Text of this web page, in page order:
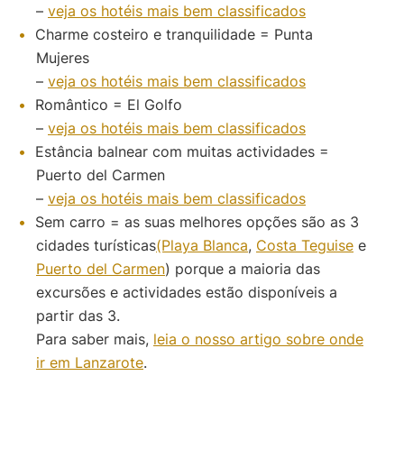
– veja os hotéis mais bem classificados
Charme costeiro e tranquilidade = Punta
Mujeres
– veja os hotéis mais bem classificados
Romântico = El Golfo
– veja os hotéis mais bem classificados
Estância balnear com muitas actividades =
Puerto del Carmen
– veja os hotéis mais bem classificados
Sem carro = as suas melhores opções são as 3
cidades turísticas(Playa Blanca, Costa Teguise e
Puerto del Carmen) porque a maioria das
excursões e actividades estão disponíveis a
partir das 3.
Para saber mais, leia o nosso artigo sobre onde
ir em Lanzarote.